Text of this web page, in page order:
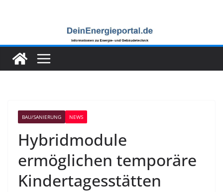
BAU/SANIERUNG NEWS
Hybridmodule
ermöglichen temporäre
Kindertagesstätten